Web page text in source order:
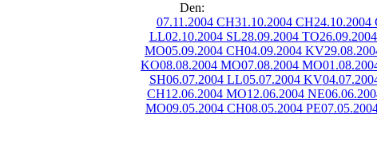
Den:
07.11.2004 CH31.10.2004 CH24.10.2004
LL02.10.2004 SL28.09.2004 TO
MO05.09.2004 CH04.09.2004 KV
KO08.08.2004 MO07.08.2004 MO
SH06.07.2004 LL05.07.2004 KV
CH12.06.2004 MO12.06.2004 NE
MO09.05.2004 CH08.05.2004 PE